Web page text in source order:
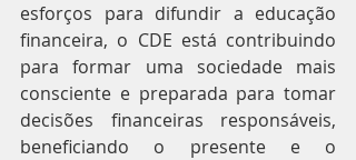
esforços para difundir a educação
financeira, o CDE está contribuindo
para formar uma sociedade mais
consciente e preparada para tomar
decisões financeiras responsáveis,
beneficiando o presente e o